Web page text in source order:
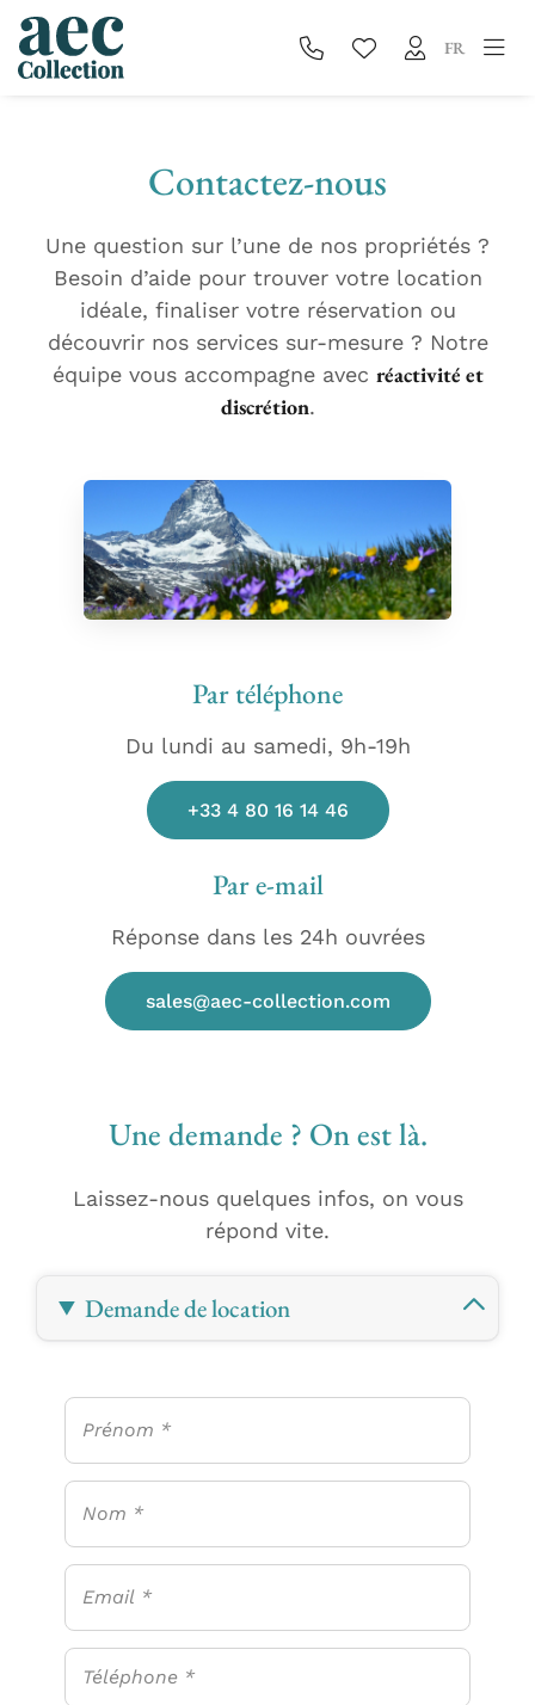
FR
Contactez-nous
Une question sur l’une de nos propriétés ?
Besoin d’aide pour trouver votre location
idéale, finaliser votre réservation ou
découvrir nos services sur-mesure ? Notre
équipe vous accompagne avec réactivité et
discrétion.
Par téléphone
Du lundi au samedi, 9h-19h
+33 4 80 16 14 46
Par e-mail
Réponse dans les 24h ouvrées
sales@aec-collection.com
Une demande ? On est là.
Laissez-nous quelques infos, on vous
répond vite.
Demande de location